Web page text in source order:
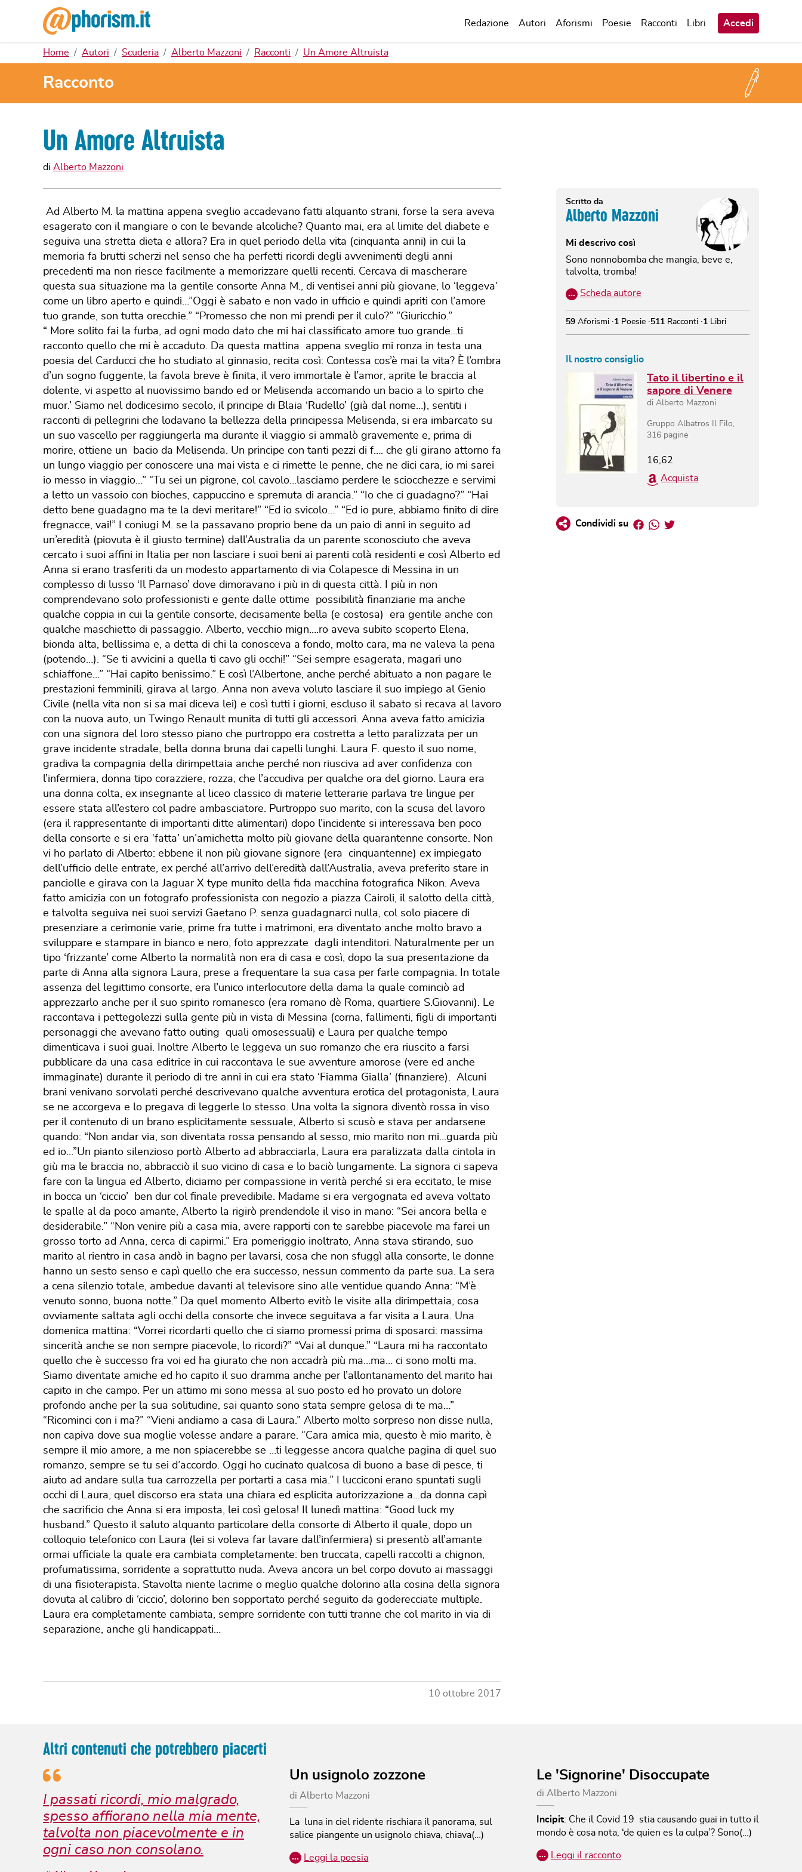
Redazione Autori Aforismi Poesie Racconti Libri Accedi
Home Autori Scuderia Alberto Mazzoni Racconti Un Amore Altruista
Racconto
Un Amore Altruista
di Alberto Mazzoni
Ad Alberto M. la mattina appena sveglio accadevano fatti alquanto strani, forse la sera aveva
esagerato con il mangiare o con le bevande alcoliche? Quanto mai, era al limite del diabete e
seguiva una stretta dieta e allora? Era in quel periodo della vita (cinquanta anni) in cui la
memoria fa brutti scherzi nel senso che ha perfetti ricordi degli avvenimenti degli anni
precedenti ma non riesce facilmente a memorizzare quelli recenti. Cercava di mascherare
questa sua situazione ma la gentile consorte Anna M., di ventisei anni più giovane, lo ‘leggeva’
come un libro aperto e quindi…”Oggi è sabato e non vado in ufficio e quindi apriti con l’amore
tuo grande, son tutta orecchie.” “Promesso che non mi prendi per il culo?” ”Giuricchio.”
“ More solito fai la furba, ad ogni modo dato che mi hai classificato amore tuo grande…ti
racconto quello che mi è accaduto. Da questa mattina appena sveglio mi ronza in testa una
poesia del Carducci che ho studiato al ginnasio, recita così: Contessa cos’è mai la vita? È l’ombra
d’un sogno fuggente, la favola breve è finita, il vero immortale è l’amor, aprite le braccia al
dolente, vi aspetto al nuovissimo bando ed or Melisenda accomando un bacio a lo spirto che
muor.’ Siamo nel dodicesimo secolo, il principe di Blaia ‘Rudello’ (già dal nome…), sentiti i
racconti di pellegrini che lodavano la bellezza della principessa Melisenda, si era imbarcato su
un suo vascello per raggiungerla ma durante il viaggio si ammalò gravemente e, prima di
morire, ottiene un bacio da Melisenda. Un principe con tanti pezzi di f…. che gli girano attorno fa
un lungo viaggio per conoscere una mai vista e ci rimette le penne, che ne dici cara, io mi sarei
io messo in viaggio…” “Tu sei un pigrone, col cavolo…lasciamo perdere le sciocchezze e servimi
a letto un vassoio con bioches, cappuccino e spremuta di arancia.” “Io che ci guadagno?” “Hai
detto bene guadagno ma te la devi meritare!” “Ed io svicolo…” “Ed io pure, abbiamo finito di dire
fregnacce, vai!” I coniugi M. se la passavano proprio bene da un paio di anni in seguito ad
un’eredità (piovuta è il giusto termine) dall’Australia da un parente sconosciuto che aveva
cercato i suoi affini in Italia per non lasciare i suoi beni ai parenti colà residenti e così Alberto ed
Anna si erano trasferiti da un modesto appartamento di via Colapesce di Messina in un
complesso di lusso ‘Il Parnaso’ dove dimoravano i più in di questa città. I più in non
comprendevano solo professionisti e gente dalle ottime possibilità finanziarie ma anche
qualche coppia in cui la gentile consorte, decisamente bella (e costosa) era gentile anche con
qualche maschietto di passaggio. Alberto, vecchio mign….ro aveva subito scoperto Elena,
bionda alta, bellissima e, a detta di chi la conosceva a fondo, molto cara, ma ne valeva la pena
(potendo…). “Se ti avvicini a quella ti cavo gli occhi!” “Sei sempre esagerata, magari uno
schiaffone…” “Hai capito benissimo.” E così l’Albertone, anche perché abituato a non pagare le
prestazioni femminili, girava al largo. Anna non aveva voluto lasciare il suo impiego al Genio
Civile (nella vita non si sa mai diceva lei) e così tutti i giorni, escluso il sabato si recava al lavoro
con la nuova auto, un Twingo Renault munita di tutti gli accessori. Anna aveva fatto amicizia
con una signora del loro stesso piano che purtroppo era costretta a letto paralizzata per un
grave incidente stradale, bella donna bruna dai capelli lunghi. Laura F. questo il suo nome,
gradiva la compagnia della dirimpettaia anche perché non riusciva ad aver confidenza con
l’infermiera, donna tipo corazziere, rozza, che l’accudiva per qualche ora del giorno. Laura era
una donna colta, ex insegnante al liceo classico di materie letterarie parlava tre lingue per
essere stata all’estero col padre ambasciatore. Purtroppo suo marito, con la scusa del lavoro
(era il rappresentante di importanti ditte alimentari) dopo l’incidente si interessava ben poco
della consorte e si era ‘fatta’ un’amichetta molto più giovane della quarantenne consorte. Non
vi ho parlato di Alberto: ebbene il non più giovane signore (era cinquantenne) ex impiegato
dell’ufficio delle entrate, ex perché all’arrivo dell’eredità dall’Australia, aveva preferito stare in
panciolle e girava con la Jaguar X type munito della fida macchina fotografica Nikon. Aveva
fatto amicizia con un fotografo professionista con negozio a piazza Cairoli, il salotto della città,
e talvolta seguiva nei suoi servizi Gaetano P. senza guadagnarci nulla, col solo piacere di
presenziare a cerimonie varie, prime fra tutte i matrimoni, era diventato anche molto bravo a
sviluppare e stampare in bianco e nero, foto apprezzate dagli intenditori. Naturalmente per un
tipo ‘frizzante’ come Alberto la normalità non era di casa e così, dopo la sua presentazione da
parte di Anna alla signora Laura, prese a frequentare la sua casa per farle compagnia. In totale
assenza del legittimo consorte, era l’unico interlocutore della dama la quale cominciò ad
apprezzarlo anche per il suo spirito romanesco (era romano dè Roma, quartiere S.Giovanni). Le
raccontava i pettegolezzi sulla gente più in vista di Messina (corna, fallimenti, figli di importanti
personaggi che avevano fatto outing quali omosessuali) e Laura per qualche tempo
dimenticava i suoi guai. Inoltre Alberto le leggeva un suo romanzo che era riuscito a farsi
pubblicare da una casa editrice in cui raccontava le sue avventure amorose (vere ed anche
immaginate) durante il periodo di tre anni in cui era stato ‘Fiamma Gialla’ (finanziere). Alcuni
brani venivano sorvolati perché descrivevano qualche avventura erotica del protagonista, Laura
se ne accorgeva e lo pregava di leggerle lo stesso. Una volta la signora diventò rossa in viso
per il contenuto di un brano esplicitamente sessuale, Alberto si scusò e stava per andarsene
quando: “Non andar via, son diventata rossa pensando al sesso, mio marito non mi…guarda più
ed io…”Un pianto silenzioso portò Alberto ad abbracciarla, Laura era paralizzata dalla cintola in
giù ma le braccia no, abbracciò il suo vicino di casa e lo baciò lungamente. La signora ci sapeva
fare con la lingua ed Alberto, diciamo per compassione in verità perché si era eccitato, le mise
in bocca un ‘ciccio’ ben dur col finale prevedibile. Madame si era vergognata ed aveva voltato
le spalle al da poco amante, Alberto la rigirò prendendole il viso in mano: “Sei ancora bella e
desiderabile.” “Non venire più a casa mia, avere rapporti con te sarebbe piacevole ma farei un
grosso torto ad Anna, cerca di capirmi.” Era pomeriggio inoltrato, Anna stava stirando, suo
marito al rientro in casa andò in bagno per lavarsi, cosa che non sfuggì alla consorte, le donne
hanno un sesto senso e capì quello che era successo, nessun commento da parte sua. La sera
a cena silenzio totale, ambedue davanti al televisore sino alle ventidue quando Anna: “M’è
venuto sonno, buona notte.” Da quel momento Alberto evitò le visite alla dirimpettaia, cosa
ovviamente saltata agli occhi della consorte che invece seguitava a far visita a Laura. Una
domenica mattina: “Vorrei ricordarti quello che ci siamo promessi prima di sposarci: massima
sincerità anche se non sempre piacevole, lo ricordi?” “Vai al dunque.” “Laura mi ha raccontato
quello che è successo fra voi ed ha giurato che non accadrà più ma…ma… ci sono molti ma.
Siamo diventate amiche ed ho capito il suo dramma anche per l’allontanamento del marito hai
capito in che campo. Per un attimo mi sono messa al suo posto ed ho provato un dolore
profondo anche per la sua solitudine, sai quanto sono stata sempre gelosa di te ma…”
“Ricominci con i ma?” “Vieni andiamo a casa di Laura.” Alberto molto sorpreso non disse nulla,
non capiva dove sua moglie volesse andare a parare. “Cara amica mia, questo è mio marito, è
sempre il mio amore, a me non spiacerebbe se …ti leggesse ancora qualche pagina di quel suo
romanzo, sempre se tu sei d’accordo. Oggi ho cucinato qualcosa di buono a base di pesce, ti
aiuto ad andare sulla tua carrozzella per portarti a casa mia.” I lucciconi erano spuntati sugli
occhi di Laura, quel discorso era stata una chiara ed esplicita autorizzazione a…da donna capì
che sacrificio che Anna si era imposta, lei così gelosa! Il lunedì mattina: “Good luck my
husband.” Questo il saluto alquanto particolare della consorte di Alberto il quale, dopo un
colloquio telefonico con Laura (lei si voleva far lavare dall’infermiera) si presentò all’amante
ormai ufficiale la quale era cambiata completamente: ben truccata, capelli raccolti a chignon,
profumatissima, sorridente a soprattutto nuda. Aveva ancora un bel corpo dovuto ai massaggi
di una fisioterapista. Stavolta niente lacrime o meglio qualche dolorino alla cosina della signora
dovuta al calibro di ‘ciccio’, dolorino ben sopportato perché seguito da goderecciate multiple.
Laura era completamente cambiata, sempre sorridente con tutti tranne che col marito in via di
separazione, anche gli handicappati…
10 ottobre 2017
Scritto da
Alberto Mazzoni
Mi descrivo così
Sono nonnobomba che mangia, beve e,
talvolta, tromba!
… Scheda autore
59 Aforismi 1 Poesie 511 Racconti 1 Libri
Il nostro consiglio
Tato il libertino e il
sapore di Venere
di Alberto Mazzoni
Gruppo Albatros Il Filo
316 pagine
16,62
Acquista
Condividi su Facebook
Whatsapp
Twitter
Altri contenuti che potrebbero piacerti
I passati ricordi, mio malgrado,
spesso affiorano nella mia mente,
talvolta non piacevolmente e in
ogni caso non consolano.
Un usignolo zozzone
di Alberto Mazzoni
La luna in ciel ridente rischiara il panorama, sul
salice piangente un usignolo chiava, chiava(…)
… Leggi la poesia
Le 'Signorine' Disoccupate
di Alberto Mazzoni
Incipit: Che il Covid 19 stia causando guai in tutto il
mondo è cosa nota, ‘de quien es la culpa’? Sono(…)
… Leggi il racconto